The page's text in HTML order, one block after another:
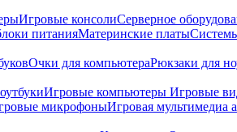
Игровые консолиСерверное
питанияМатеринские платы
Очки для компьютераРюкзаки для
Игровые компьютеры Игровые
микрофоныИгровая мультимедиа